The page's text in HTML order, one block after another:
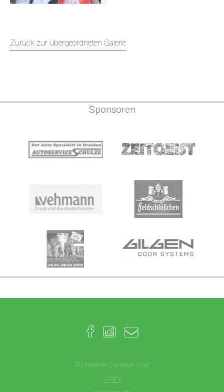
Zurück zur übergeordneten Galerie
Sponsoren
© Dresdner Carneval Club
AGB´s